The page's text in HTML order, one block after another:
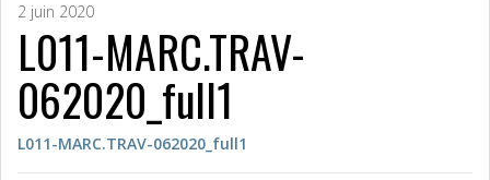
2 juin 2020
L011-MARC.TRAV-
062020_full1
L011-MARC.TRAV-062020_full1